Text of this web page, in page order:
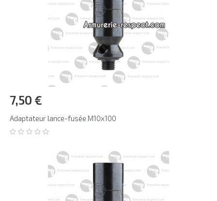
7,50 €
Adaptateur lance-fusée M10x100